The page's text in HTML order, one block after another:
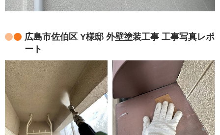
広島市佐伯区 Y様邸 外壁塗装工事 工事写真レポ
ート